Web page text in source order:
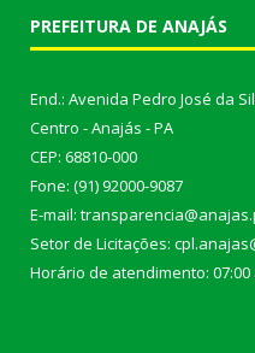
PREFEITURA DE ANAJÁS
End.: Avenida Pedro José da
Centro - Anajás - PA
CEP: 68810-000
Fone: (91) 92000-9087
E-mail:
Setor de Licitações:
Horário de atendimento: 07:00